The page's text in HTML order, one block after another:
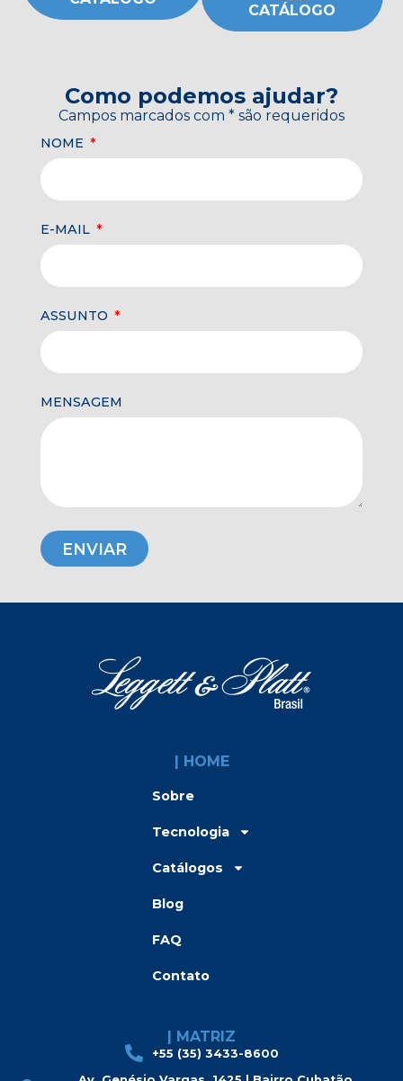
CATÁLOGO
Como podemos ajudar?
Campos marcados com * são requeridos
NOME
E-MAIL
ASSUNTO
MENSAGEM
ENVIAR
| HOME
Sobre
Tecnologia
Catálogos
Blog
FAQ
Contato
| MATRIZ
+55 (35) 3433-8600